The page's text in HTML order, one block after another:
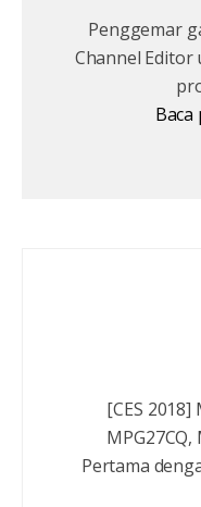
Penggemar
Channel Editor
[CES 2018]
Pertama